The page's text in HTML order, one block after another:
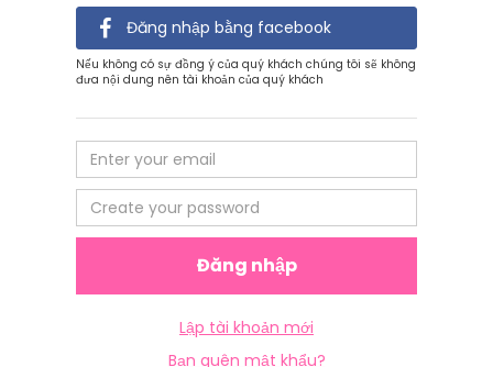
Đăng nhập bằng facebook
Nếu không có sự đồng ý của quý khách chúng tôi sẽ không
đưa nội dung nên tài khoản của quý khách
Đăng nhập
Lập tài khoản mới
Bạn quên mật khẩu?